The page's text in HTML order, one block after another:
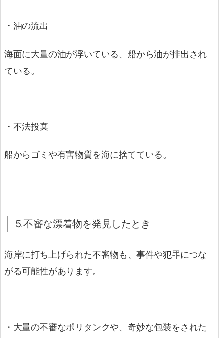
・油の流出
海面に大量の油が浮いている、船から油が排出され
ている。
・不法投棄
船からゴミや有害物質を海に捨てている。
5.不審な漂着物を発見したとき
海岸に打ち上げられた不審物も、事件や犯罪につな
がる可能性があります。
・大量の不審なポリタンクや、奇妙な包装をされた